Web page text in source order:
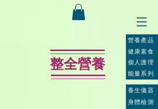
整全營養
營養產品
個人護理
能量系列
健康素食
養生儀器
身體檢測